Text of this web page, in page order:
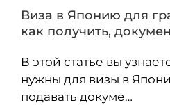
Виза в Японию для
как получить,
В этой статье вы
нужны для визы в
подавать докуме…